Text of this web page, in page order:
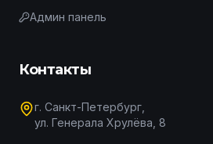
Админ панель
Контакты
г. Санкт-Петербург,
ул. Генерала Хрулёва, 8